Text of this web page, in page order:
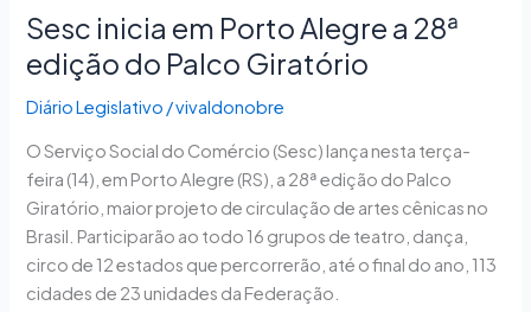
Sesc inicia em Porto Alegre a 28ª
edição do Palco Giratório
Diário Legislativo /vivaldonobre
O Serviço Social do Comércio (Sesc) lança nesta terça-
feira (14), em Porto Alegre (RS), a 28ª edição do Palco
Giratório, maior projeto de circulação de artes cênicas no
Brasil. Participarão ao todo 16 grupos de teatro, dança,
circo de 12 estados que percorrerão, até o final do ano, 113
cidades de 23 unidades da Federação.
Palco
Giratório